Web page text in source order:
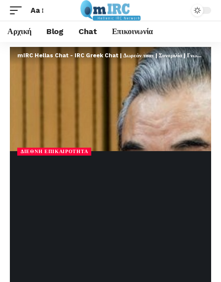
Aa
Αρχική Blog Chat Επικοινωνία
mIRC Hellas Chat - IRC Greek Chat | Δωρεάν τσατ | Συνομιλία | Γνωριμίες | FREE
ΔΙΕΘΝΉ ΕΠΙΚΑΙΡΌΤΗΤΑ